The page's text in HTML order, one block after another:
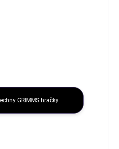
GRIMMS hračky